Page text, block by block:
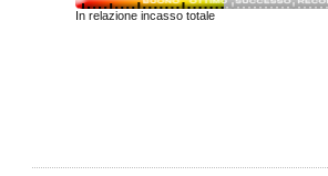
In relazione incasso totale